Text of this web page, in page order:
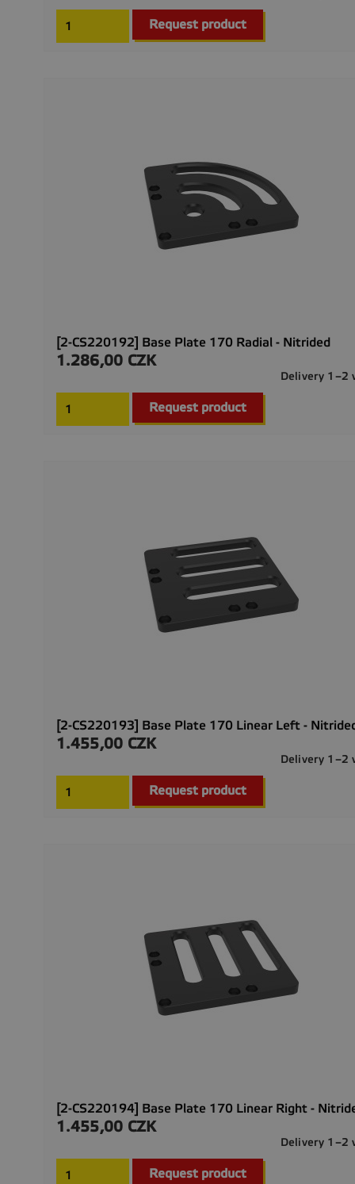
Request product
[2-CS220192] Base Plate 170 Radial - Nitrided
Precio
1.286,00 CZK
Delivery 1–2
Request product
[2-CS220193] Base Plate 170 Linear Left -
Precio
1.455,00 CZK
Delivery 1–2
Request product
[2-CS220194] Base Plate 170 Linear Right -
Precio
1.455,00 CZK
Delivery 1–2
Request product